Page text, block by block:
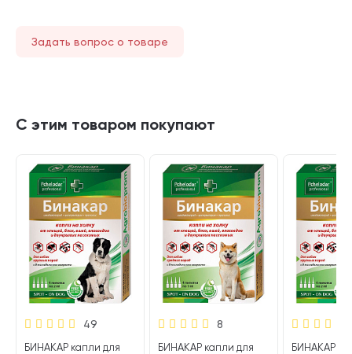
Задать вопрос о товаре
С этим товаром покупают
49
БИНАКАР капли для
8
БИНАКАР капли для
БИНАКАР